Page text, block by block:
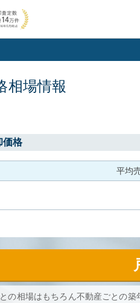
相場情報
価格
平均
の相場はもちろん不動産ごとの